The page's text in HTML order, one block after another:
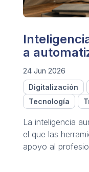
a
24 Jun 2026
Digitalización
Tecnología
La inteligencia
el que las
apoyo al